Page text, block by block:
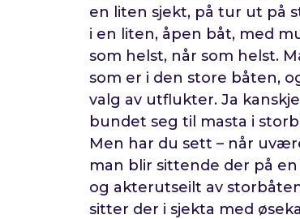
en liten sjekt, på tur ut på
i en liten, åpen båt, med
som helst, når som helst.
som er i den store båten,
valg av utflukter. Ja
bundet seg til masta i
Men har du sett – når
man blir sittende der på
og akterutseilt av
sitter der i sjekta med